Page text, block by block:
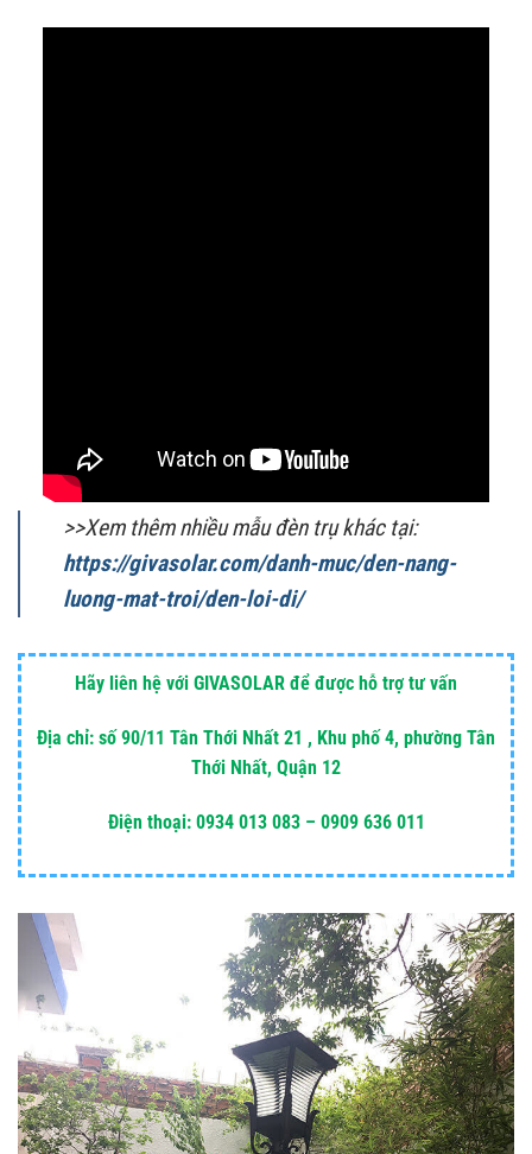
>>Xem thêm nhiều mẫu đèn trụ khác tại:
https://givasolar.com/danh-muc/den-nang-
luong-mat-troi/den-loi-di/
Hãy liên hệ với GIVASOLAR để được hỗ trợ tư vấn
Địa chỉ: số 90/11 Tân Thới Nhất 21 , Khu phố 4, phường Tân
Thới Nhất, Quận 12
Điện thoại: 0934 013 083 – 0909 636 011